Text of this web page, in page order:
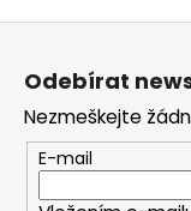
Z
Odebírat
Nezmeškejte
E-mail